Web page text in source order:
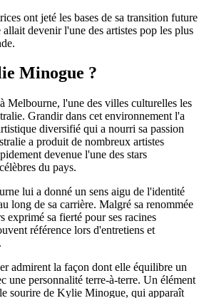
ont jeté les bases de sa transition future
devenir l'une des artistes pop les plus
Minogue ?
Melbourne, l'une des villes culturelles les
Grandir dans cet environnement l'a
diversifié qui a nourri sa passion
a produit de nombreux artistes
devenue l'une des stars
du pays.
lui a donné un sens aigu de l'identité
long de sa carrière. Malgré sa renommée
exprimé sa fierté pour ses racines
référence lors d'entretiens et
admirent la façon dont elle équilibre un
une personnalité terre-à-terre. Un élément
sourire de Kylie Minogue, qui apparaît